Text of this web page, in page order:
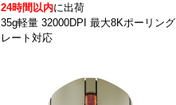
24時間以内に出荷
35g軽量 32000DPI 最大8Kポーリング
レート対応